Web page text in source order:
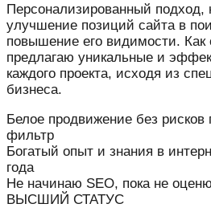
Персонализированный подход,
улучшение позиций сайта в
повышение его видимости. Как
предлагаю уникальные и
каждого проекта, исходя из
бизнеса.
Белое продвижение без рисков
фильтр
Богатый опыт и знания в
года
Не начинаю SEO, пока не
ВЫСШИЙ СТАТУС